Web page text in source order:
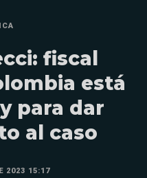
fiscal
está
para dar
al caso
2023 15:17